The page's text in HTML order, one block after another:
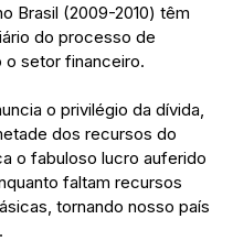
Brasil (2009-2010) têm
do processo de
o setor financeiro.
o privilégio da dívida,
dos recursos do
o fabuloso lucro auferido
faltam recursos
tornando nosso país